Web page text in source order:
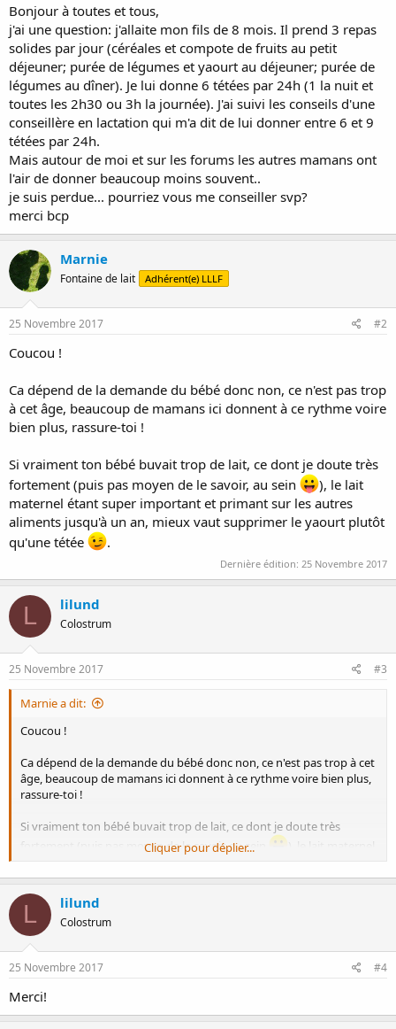
r
t
Bonjour à toutes et tous,
j'ai une question: j'allaite mon fils de 8 mois. Il prend 3 repas
solides par jour (céréales et compote de fruits au petit
déjeuner; purée de légumes et yaourt au déjeuner; purée de
légumes au dîner). Je lui donne 6 tétées par 24h (1 la nuit et
toutes les 2h30 ou 3h la journée). J'ai suivi les conseils d'une
conseillère en lactation qui m'a dit de lui donner entre 6 et 9
tétées par 24h.
Mais autour de moi et sur les forums les autres mamans ont
l'air de donner beaucoup moins souvent..
je suis perdue... pourriez vous me conseiller svp?
merci bcp
Marnie
Fontaine de lait Adhérent(e) LLLF
25 Novembre 2017 #2
Coucou !
Ca dépend de la demande du bébé donc non, ce n'est pas trop
à cet âge, beaucoup de mamans ici donnent à ce rythme voire
bien plus, rassure-toi !
Si vraiment ton bébé buvait trop de lait, ce dont je doute très
fortement (puis pas moyen de le savoir, au sein
), le lait
maternel étant super important et primant sur les autres
aliments jusqu'à un an, mieux vaut supprimer le yaourt plutôt
qu'une tétée
.
Dernière édition: 25 Novembre 2017
L lilund
Colostrum
25 Novembre 2017 #3
Marnie a dit:
Coucou !
Ca dépend de la demande du bébé donc non, ce n'est pas trop à cet
âge, beaucoup de mamans ici donnent à ce rythme voire bien plus,
rassure-toi !
Si vraiment ton bébé buvait trop de lait, ce dont je doute très
fortement (puis pas moyen de le savoir, au sein
), le lait maternel
an, mieux vaut supprimer le yaourt plutôt qu'une tétée
.
Cliquer pour déplier...
L lilund
Colostrum
25 Novembre 2017 #4
Merci!